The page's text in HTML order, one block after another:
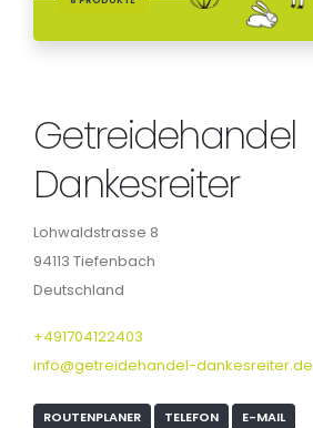
Getreidehandel
Dankesreiter
Lohwaldstrasse 8
94113 Tiefenbach
Deutschland
+491704122403
info@getreidehandel-dankesreiter.de
ROUTENPLANER TELEFON E-MAIL